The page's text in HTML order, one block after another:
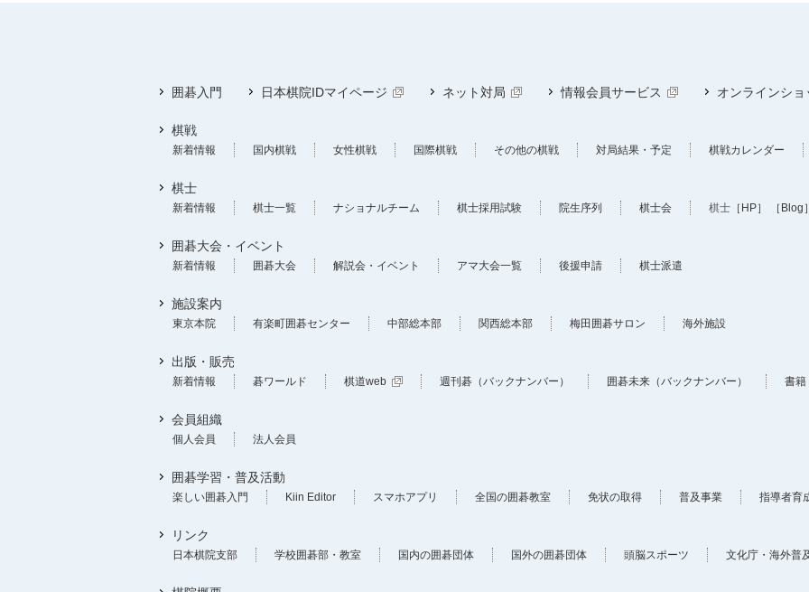
囲碁入門 日本棋院IDマイページ ネット対局 情報会員サービス オンラインショ
棋戦
新着情報 国内棋戦 女性棋戦 国際棋戦 その他の棋戦 対局結果・予定 棋戦カレンダー
棋士
新着情報 棋士一覧 ナショナルチーム 棋士採用試験 院生序列 棋士会 棋士 ［HP］ ［Blog］
囲碁大会・イベント
新着情報 囲碁大会 解説会・イベント アマ大会一覧 後援申請 棋士派遣
施設案内
東京本院 有楽町囲碁センター 中部総本部 関西総本部 梅田囲碁サロン 海外施設
出版・販売
新着情報 碁ワールド 棋道web 週刊碁（バックナンバー） 囲碁未来（バックナンバー） 書籍
会員組織
個人会員 法人会員
囲碁学習・普及活動
楽しい囲碁入門 Kiin Editor スマホアプリ 全国の囲碁教室 免状の取得 普及事業 指導者育
リンク
日本棋院支部 学校囲碁部・教室 国内の囲碁団体 国外の囲碁団体 頭脳スポーツ 文化庁・海外普